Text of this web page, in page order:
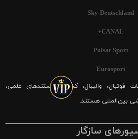
Sky Deutschland
CANAL+
Polsat Sport
Eurosport
فوتبال، والیبال، کشتی، مستندهای علمی،
بین‌المللی هستند.
سازگار